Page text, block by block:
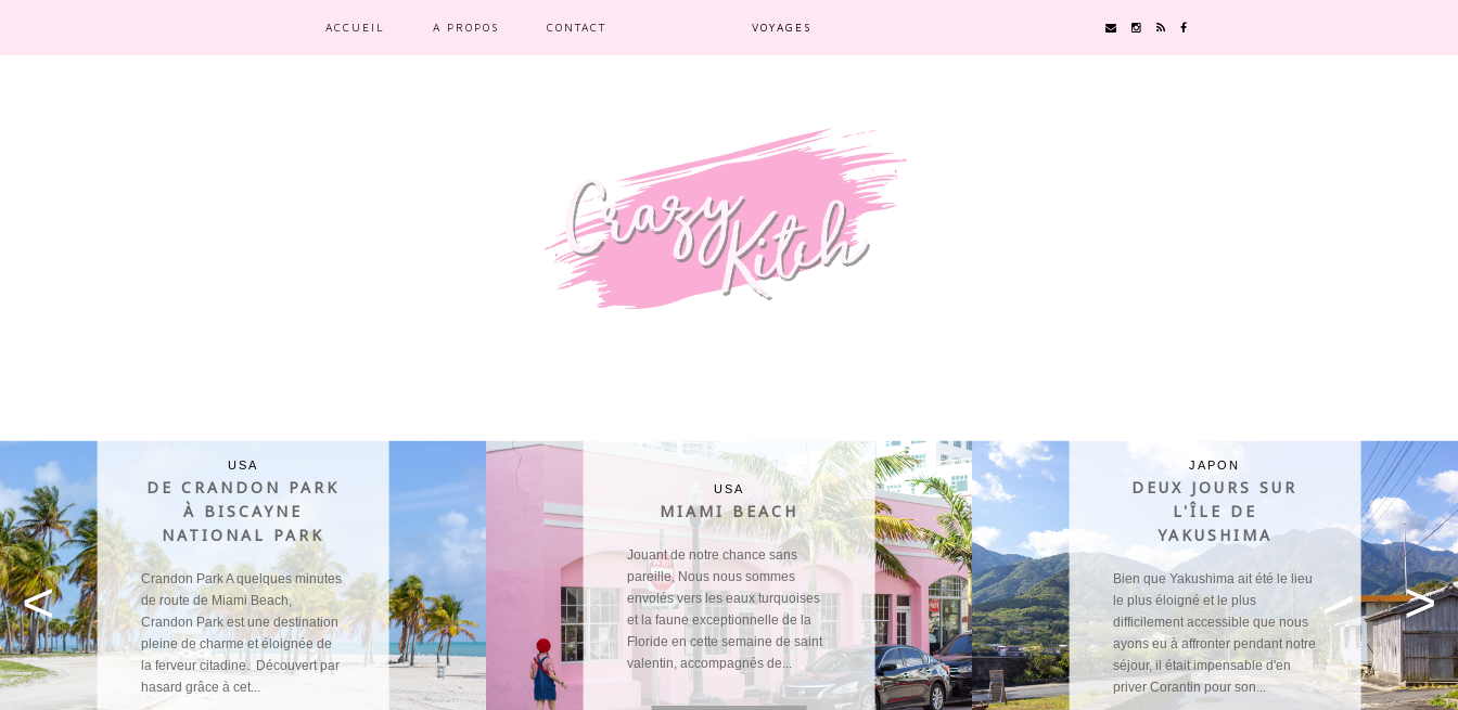
ACCUEIL A PROPOS CONTACT VOYAGES
USA
DE CRANDON PARK
À BISCAYNE
NATIONAL PARK
Crandon Park A quelques minutes
de route de Miami Beach,
Crandon Park est une destination
pleine de charme et éloignée de
la ferveur citadine. Découvert par
hasard grâce à cet...
USA
MIAMI BEACH
Jouant de notre chance sans
pareille, Nous nous sommes
envolés vers les eaux turquoises
et la faune exceptionnelle de la
Floride en cette semaine de saint
valentin, accompagnés de...
JAPON
DEUX JOURS SUR
L'ÎLE DE
YAKUSHIMA
Bien que Yakushima ait été le lieu
le plus éloigné et le plus
difficilement accessible que nous
ayons eu à affronter pendant notre
séjour, il était impensable d'en
priver Corantin pour son...
< >